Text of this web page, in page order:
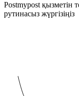
Postmypost қызметін
рутинасыз жүргізіңіз